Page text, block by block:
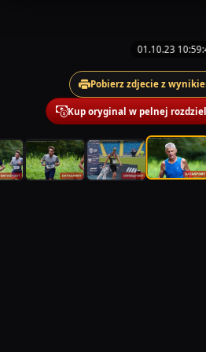
01.10.23
Pobierz zdjecie z
Kup oryginal w pelnej